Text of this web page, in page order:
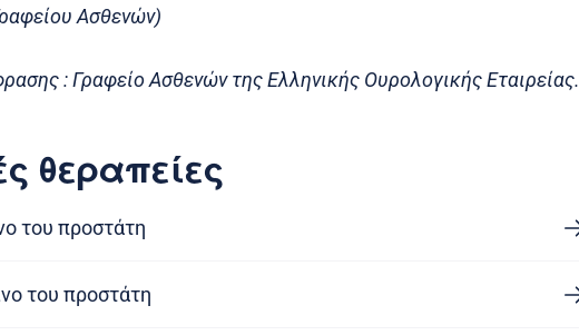
Ασθενών)
: Γραφείο Ασθενών της Ελληνικής Ουρολογικής Εταιρείας.
θεραπείες
του προστάτη
του προστάτη